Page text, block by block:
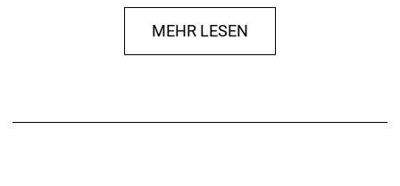
: SHIMANO Deore
: SHIMANO Deore
Bremsscheibe vorne: SHIMANO Deore
MEHR LESEN